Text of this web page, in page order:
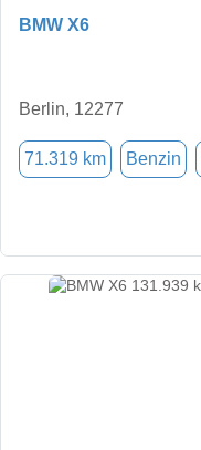
BMW X6
Berlin, 12277
71.319 km Benzin